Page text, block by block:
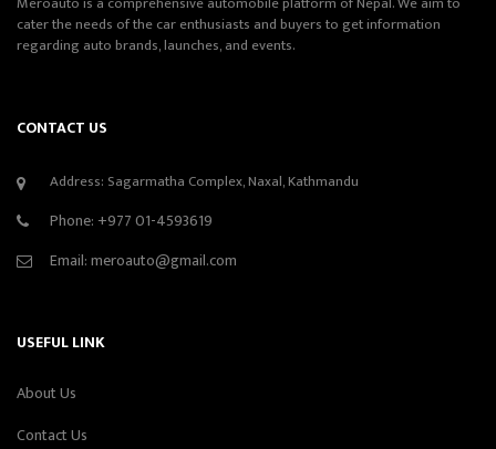
cater the needs of the car enthusiasts and buyers to get information
regarding auto brands, launches, and events.
CONTACT US
Address: Sagarmatha Complex, Naxal, Kathmandu
Phone: +977 01-4593619
Email:meroauto@gmail.com
USEFUL LINK
About Us
Contact Us